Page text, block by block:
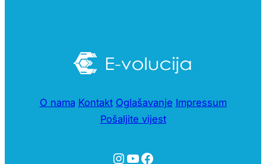
O nama Kontakt Oglašavanje Impressum
Pošaljite vijest
Instagram
YouTube
Facebook